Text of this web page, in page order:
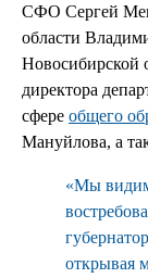
СФО Сергей
области
Новосибирской
директора
сфере общего
Мануйлова, а
«Мы
открывая